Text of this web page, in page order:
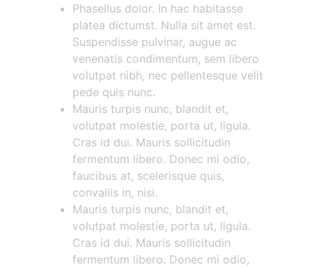
Phasellus dolor. In hac habitasse
platea dictumst. Nulla sit amet est.
Suspendisse pulvinar, augue ac
venenatis condimentum, sem libero
volutpat nibh, nec pellentesque velit
pede quis nunc.
Mauris turpis nunc, blandit et,
volutpat molestie, porta ut, ligula.
Cras id dui. Mauris sollicitudin
fermentum libero. Donec mi odio,
faucibus at, scelerisque quis,
convallis in, nisi.
Mauris turpis nunc, blandit et,
volutpat molestie, porta ut, ligula.
Cras id dui. Mauris sollicitudin
fermentum libero. Donec mi odio,